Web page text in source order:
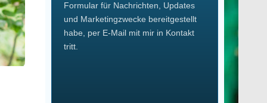
Formular für Nachrichten, Updates
und Marketingzwecke bereitgestellt
habe, per E-Mail mit mir in Kontakt
tritt.